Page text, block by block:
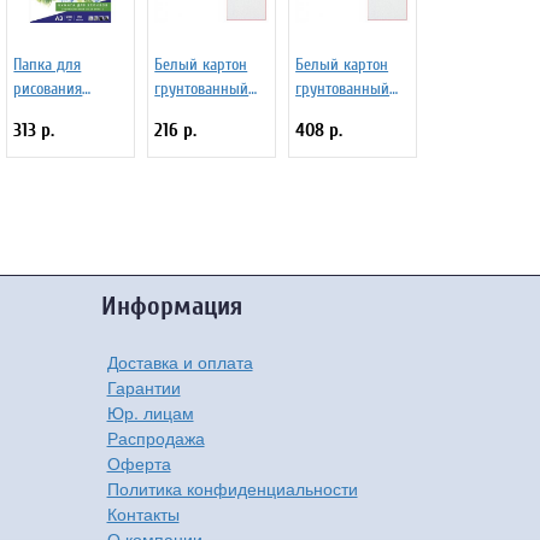
Папка для
рисования
листов, 297х420
мм 129224
313 р.
Белый картон
грунтованный
25х35см, 2мм,
акриловый
216 р.
Белый картон
грунтованный
40х50см, 2мм,
акриловый
408 р.
Информация
Доставка и оплата
Гарантии
Юр. лицам
Распродажа
Оферта
Политика конфиденциальности
Контакты